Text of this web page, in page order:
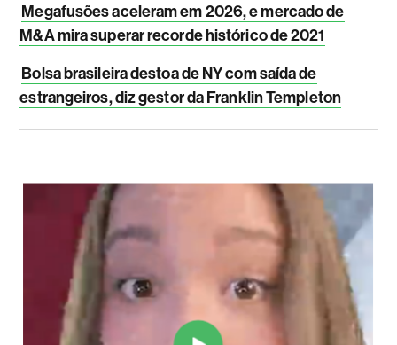
Megafusões aceleram em 2026, e mercado de
M&A mira superar recorde histórico de 2021
Bolsa brasileira destoa de NY com saída de
estrangeiros, diz gestor da Franklin Templeton